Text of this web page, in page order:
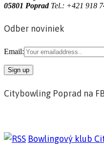
05801 PopradTel.: +421 918
Odber noviniek
Email:
Citybowling Poprad na
Bowlingový klub